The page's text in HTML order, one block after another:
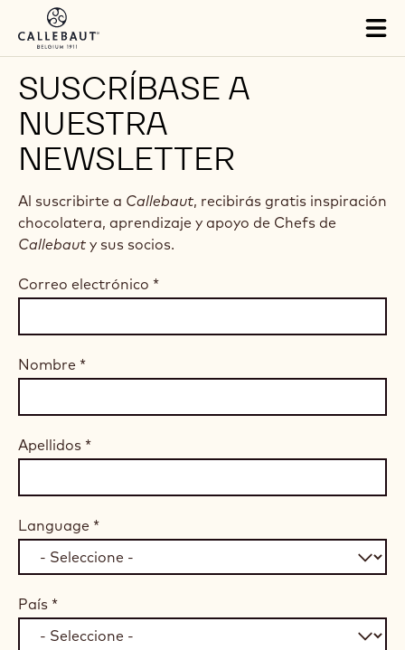
Skip to main content
SUSCRÍBASE A
NUESTRA
NEWSLETTER
Al suscribirte a Callebaut, recibirás gratis inspiración
chocolatera, aprendizaje y apoyo de Chefs de
Callebaut y sus socios.
Correo electrónico *
Nombre *
Apellidos *
Language *
País *